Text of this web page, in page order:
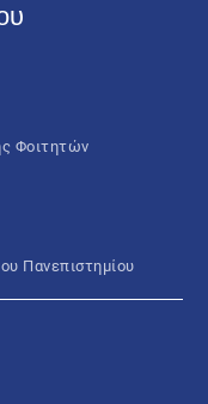
Φοιτητών
Πανεπιστημίου